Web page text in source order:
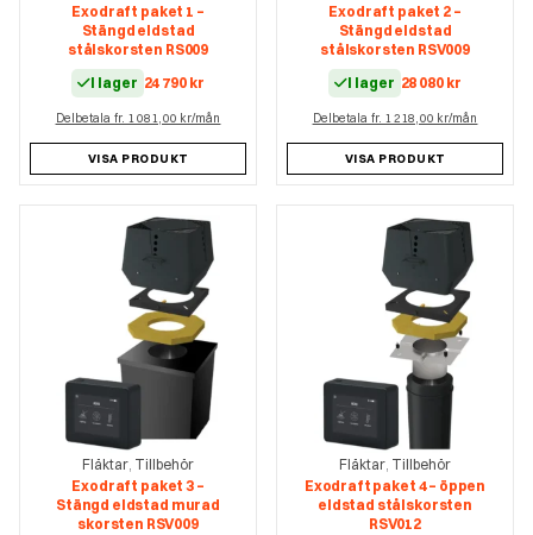
Exodraft paket 1 –
Stängd eldstad
stålskorsten RS009
I lager 24 790 kr
Delbetala fr. 1 081,00 kr/mån
VISA PRODUKT
Exodraft paket 2 –
Stängd eldstad
stålskorsten RSV009
I lager 28 080 kr
Delbetala fr. 1 218,00 kr/mån
VISA PRODUKT
Fläktar, Tillbehör
Exodraft paket 3 –
Stängd eldstad murad
skorsten RSV009
Fläktar, Tillbehör
Exodraft paket 4 – öppen
eldstad stålskorsten
RSV012